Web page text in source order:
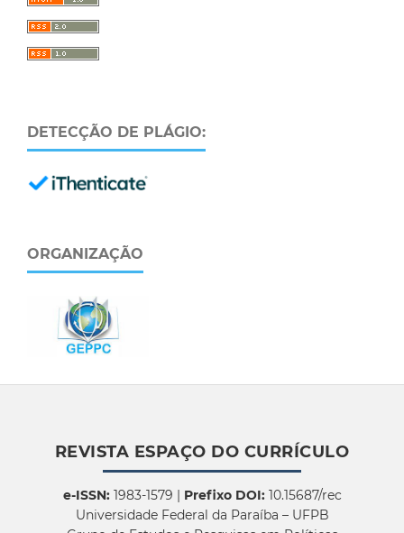
DETECÇÃO DE PLÁGIO:
ORGANIZAÇÃO
REVISTA ESPAÇO DO CURRÍCULO
e-ISSN:1983-1579 | Prefixo DOI:10.15687/rec
Universidade Federal da Paraíba – UFPB